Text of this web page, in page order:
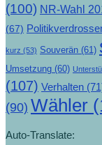
(100) NR-Wahl
(67)
kurz (53) Souverän (61)
Umsetzung (60)
(107) Verhalten
(90) Wähler
Auto-Translate: